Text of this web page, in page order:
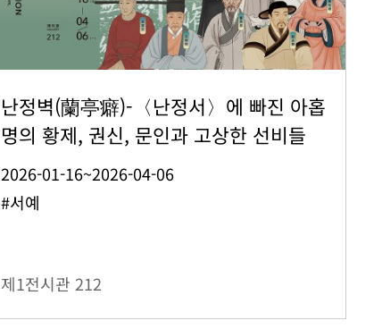
난정벽(蘭亭癖)-〈난정서〉에 빠진 아홉
명의 황제, 권신, 문인과 고상한 선비들
2026-01-16~2026-04-06
#서예
제1전시관 212